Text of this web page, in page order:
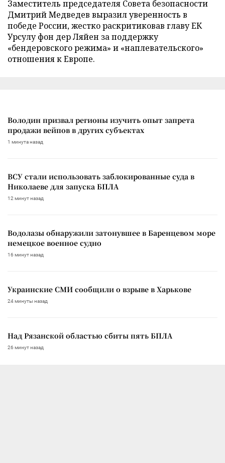
Заместитель председателя Совета безопасности
Дмитрий Медведев выразил уверенность в
победе России, жестко раскритиковав главу ЕК
Урсулу фон дер Ляйен за поддержку
«бендеровского режима» и «наплевательского»
отношения к Европе.
Володин призвал регионы изучить опыт запрета
продажи вейпов в других субъектах
1 минута назад
ВСУ стали использовать заблокированные суда в
Николаеве для запуска БПЛА
12 минут назад
Водолазы обнаружили затонувшее в Баренцевом море
немецкое военное судно
16 минут назад
Украинские СМИ сообщили о взрыве в Харькове
24 минуты назад
Над Рязанской областью сбиты пять БПЛА
26 минут назад